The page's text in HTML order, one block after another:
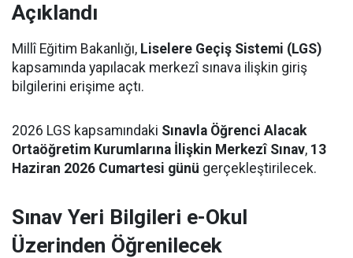
Açıklandı
Millî Eğitim Bakanlığı, Liselere Geçiş Sistemi (LGS)
kapsamında yapılacak merkezî sınava ilişkin giriş
bilgilerini erişime açtı.
2026 LGS kapsamındaki Sınavla Öğrenci Alacak
Ortaöğretim Kurumlarına İlişkin Merkezî Sınav, 13
Haziran 2026 Cumartesi günü gerçekleştirilecek.
Sınav Yeri Bilgileri e-Okul
Üzerinden Öğrenilecek